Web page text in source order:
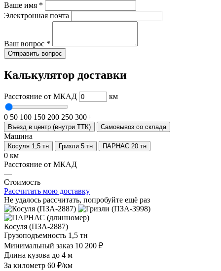
Ваше имя *
Электронная почта
Ваш вопрос *
Отправить вопрос
Калькулятор доставки
Расстояние от МКАД км
0 50 100 150 200 250 300+
Въезд в центр (внутри ТТК) Самовывоз со склада
Машина
Косуля 1,5 тн Гризли 5 тн ПАРНАС 20 тн
0 км
Расстояние от МКАД
—
Стоимость
Рассчитать мою доставку
Не удалось рассчитать, попробуйте ещё раз
Косуля (ПЗА-2887)
Грузоподъемность 1,5 тн
Минимальный заказ 10 200 ₽
Длина кузова до 4 м
За километр 60 ₽/км